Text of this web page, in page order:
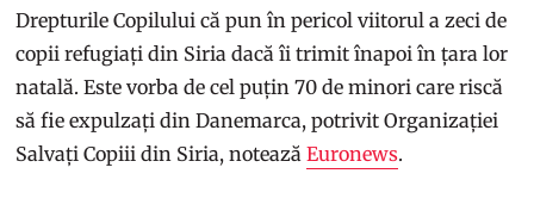
Drepturile Copilului că pun în pericol viitorul a zeci de
copii refugiați din Siria dacă îi trimit înapoi în țara lor
natală. Este vorba de cel puțin 70 de minori care riscă
să fie expulzați din Danemarca, potrivit Organizației
Salvați Copiii din Siria, noteazăEuronews.